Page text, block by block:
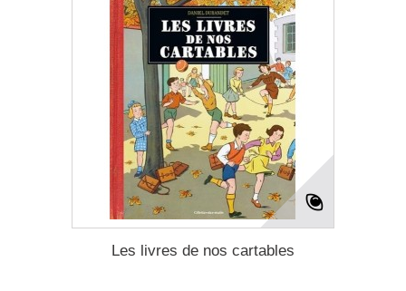
Les livres de nos cartables